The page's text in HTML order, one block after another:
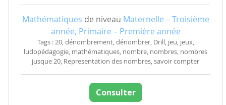
Mathématiques de niveau Maternelle – Troisième
année, Primaire – Première année
Tags : 20, dénombrement, dénombrer, Drill, jeu, jeux,
ludopédagogie, mathématiques, nombre, nombres, nombres
jusque 20, Representation des nombres, savoir compter
Consulter